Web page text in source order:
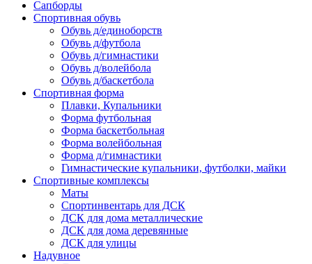
Сапборды
Спортивная обувь
Обувь д/единоборств
Обувь д/футбола
Обувь д/гимнастики
Обувь д/волейбола
Обувь д/баскетбола
Спортивная форма
Плавки, Купальники
Форма футбольная
Форма баскетбольная
Форма волейбольная
Форма д/гимнастики
Гимнастические купальники, футболки, майки
Спортивные комплексы
Маты
Спортинвентарь для ДСК
ДСК для дома металлические
ДСК для дома деревянные
ДСК для улицы
Надувное